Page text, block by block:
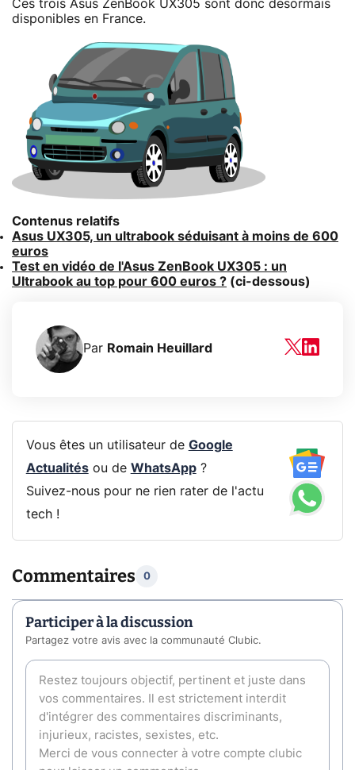
Ces trois Asus ZenBook UX305 sont donc désormais
disponibles en France.
Contenus relatifs
Asus UX305, un ultrabook séduisant à moins de 600
euros
Test en vidéo de l'Asus ZenBook UX305 : un
Ultrabook au top pour 600 euros ? (ci-dessous)
Par Romain Heuillard
Vous êtes un utilisateur de Google
Actualitésou de WhatsApp?
Suivez-nous pour ne rien rater de l'actu
tech !
Commentaires 0
Participer à la discussion
Partagez votre avis avec la communauté Clubic.